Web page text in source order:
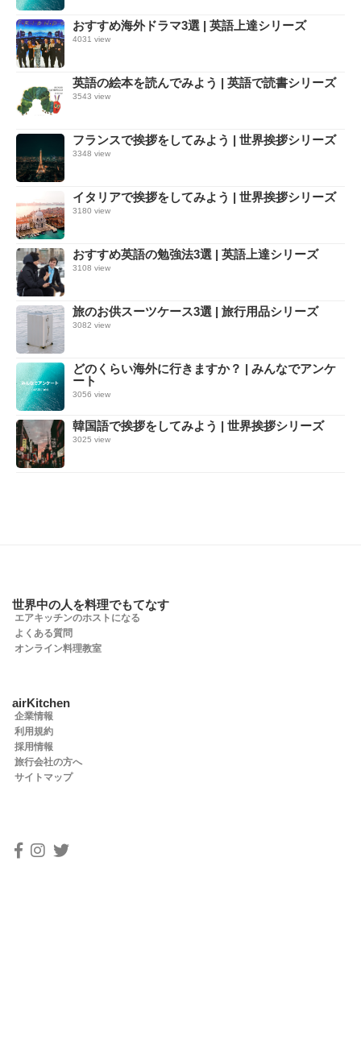
おすすめ海外ドラマ3選 | 英語上達シリーズ
4031 view
英語の絵本を読んでみよう | 英語で読書シリーズ
3543 view
フランスで挨拶をしてみよう | 世界挨拶シリーズ
3348 view
イタリアで挨拶をしてみよう | 世界挨拶シリーズ
3180 view
おすすめ英語の勉強法3選 | 英語上達シリーズ
3108 view
旅のお供スーツケース3選 | 旅行用品シリーズ
3082 view
どのくらい海外に行きますか？ | みんなでアンケ
ート
3056 view
韓国語で挨拶をしてみよう | 世界挨拶シリーズ
3025 view
世界中の人を料理でもてなす
エアキッチンのホストになる
よくある質問
オンライン料理教室
airKitchen
企業情報
利用規約
採用情報
旅行会社の方へ
サイトマップ